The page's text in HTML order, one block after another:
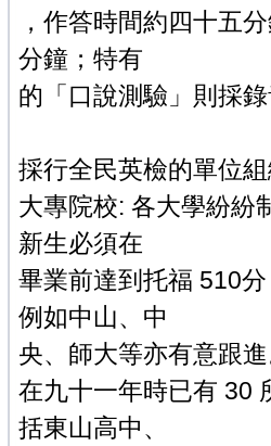
，作答時間約四十五
分鐘；特有
的「口說測驗」則採
採行全民英檢的單位
大專院校: 各大學紛紛
新生必須在
畢業前達到托福 510
例如中山、中
央、師大等亦有意跟
在九十一年時已有 30
括東山高中、